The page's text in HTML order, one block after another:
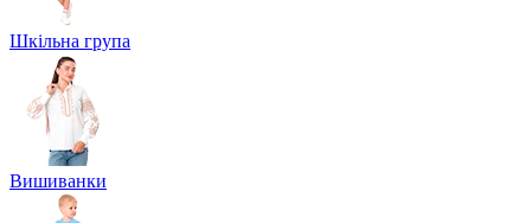
Шкільна група
Вишиванки